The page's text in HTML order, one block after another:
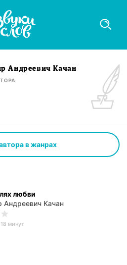
Андреевич Качан
в жанрах
любви
Андреевич Качан
минут